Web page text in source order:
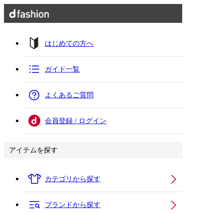
はじめての方へ
ガイド一覧
よくあるご質問
会員登録 / ログイン
アイテムを探す
カテゴリから探す
ブランドから探す